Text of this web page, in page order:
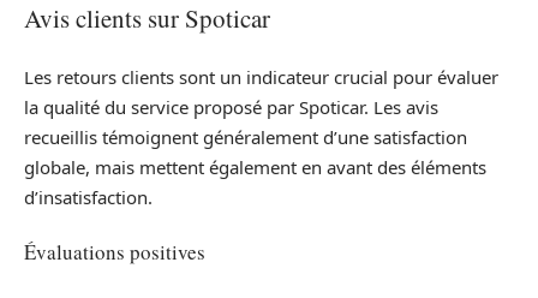
Avis clients sur Spoticar
Les retours clients sont un indicateur crucial pour évaluer
la qualité du service proposé par Spoticar. Les avis
recueillis témoignent généralement d’une satisfaction
globale, mais mettent également en avant des éléments
d’insatisfaction.
Évaluations positives